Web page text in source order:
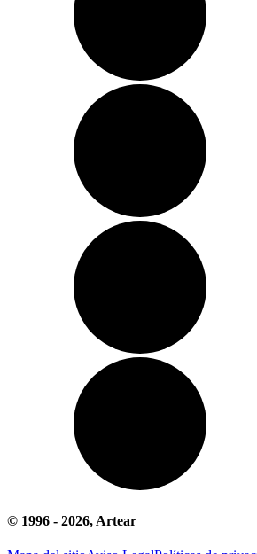
© 1996 - 2026, Artear